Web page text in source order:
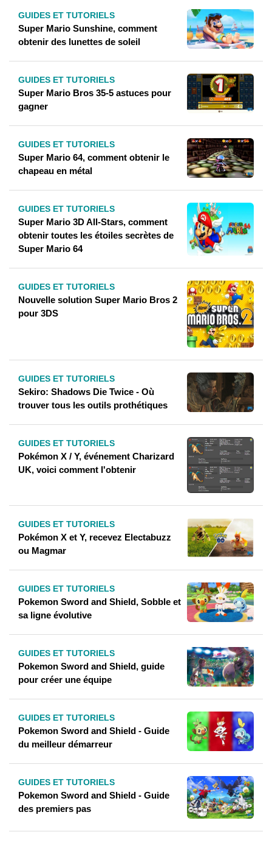
GUIDES ET TUTORIELS
Super Mario Sunshine, comment
obtenir des lunettes de soleil
GUIDES ET TUTORIELS
Super Mario Bros 35-5 astuces pour
gagner
GUIDES ET TUTORIELS
Super Mario 64, comment obtenir le
chapeau en métal
GUIDES ET TUTORIELS
Super Mario 3D All-Stars, comment
obtenir toutes les étoiles secrètes de
Super Mario 64
GUIDES ET TUTORIELS
Nouvelle solution Super Mario Bros 2
pour 3DS
GUIDES ET TUTORIELS
Sekiro: Shadows Die Twice - Où
trouver tous les outils prothétiques
GUIDES ET TUTORIELS
Pokémon X / Y, événement Charizard
UK, voici comment l'obtenir
GUIDES ET TUTORIELS
Pokémon X et Y, recevez Electabuzz
ou Magmar
GUIDES ET TUTORIELS
Pokemon Sword and Shield, Sobble et
sa ligne évolutive
GUIDES ET TUTORIELS
Pokemon Sword and Shield, guide
pour créer une équipe
GUIDES ET TUTORIELS
Pokemon Sword and Shield - Guide
du meilleur démarreur
GUIDES ET TUTORIELS
Pokemon Sword and Shield - Guide
des premiers pas